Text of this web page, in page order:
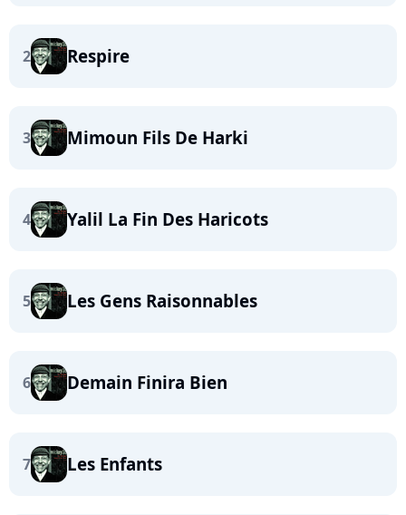
2 Respire
3 Mimoun Fils De Harki
4 Yalil La Fin Des Haricots
5 Les Gens Raisonnables
6 Demain Finira Bien
7 Les Enfants